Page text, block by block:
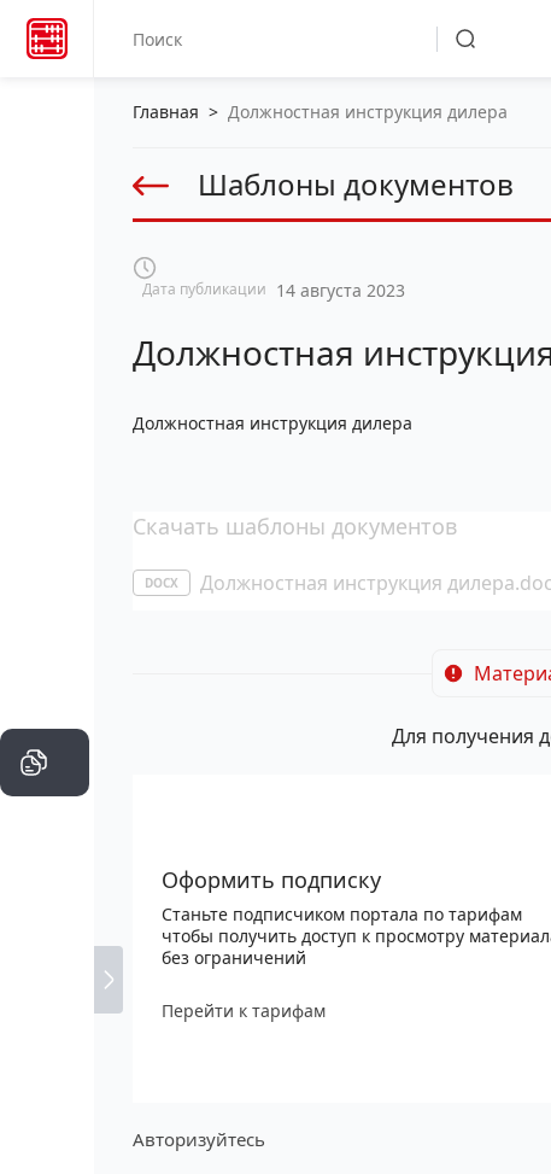
Главная > Должностная инструкция дилера
Шаблоны документов
Дата публикации 14 августа 2023
Должностная
Должностная инструкция дилера
Скачать шаблоны документов
DOCX Должностная инструкция
Для получения
Оформить подписку
Станьте подписчиком портала по тарифам
чтобы получить доступ к просмотру
без ограничений
Перейти к тарифам
Авторизуйтесь